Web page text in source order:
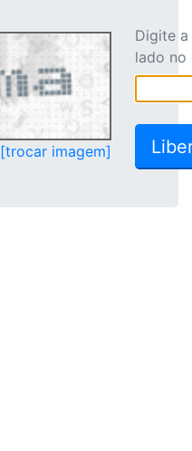
[trocar imagem]
Digite
lado no